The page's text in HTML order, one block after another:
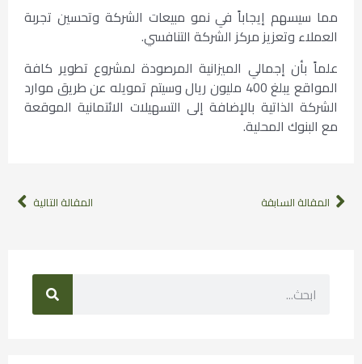
مما سيسهم إيجاباً في نمو مبيعات الشركة وتحسين تجربة
العملاء وتعزيز مركز الشركة التنافسي.
علماً بأن إجمالي الميزانية المرصودة لمشروع تطوير كافة
المواقع يبلغ 400 مليون ريال وسيتم تمويله عن طريق موارد
الشركة الذاتية بالإضافة إلى التسهيلات الائتمانية الموقعة
مع البنوك المحلية.
المقالة السابقة المقالة التالية